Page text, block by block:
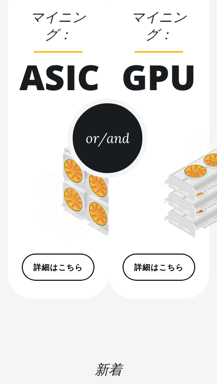
BITMAIN AntMiner S15
BITMAIN AntMiner S17
(53Th)
BITMAIN AntMiner S17
BITMAIN AntMiner S17
BITMAIN AntMiner
BITMAIN AntMiner S19
BITMAIN AntMiner S19
BITMAIN AntMiner S19
Pro Hyd. (184Th)
Pro+ Hyd (198Th)
BITMAIN AntMiner S19
BITMAIN AntMiner S19
or/and
マイニン
グ：
ASIC
詳細はこちら
マイニン
グ：
GPU
詳細はこちら
新着